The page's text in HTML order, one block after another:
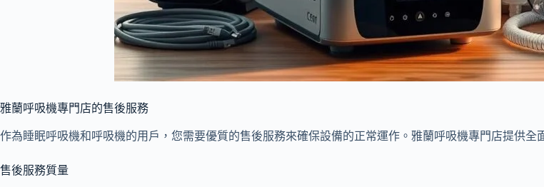
雅蘭呼吸機專門店的售後服務
作為睡眠呼吸機和呼吸機的用戶，您需要優質的售後服務來確保設備的正常運作。雅蘭呼吸機專門店提供全
售後服務質量